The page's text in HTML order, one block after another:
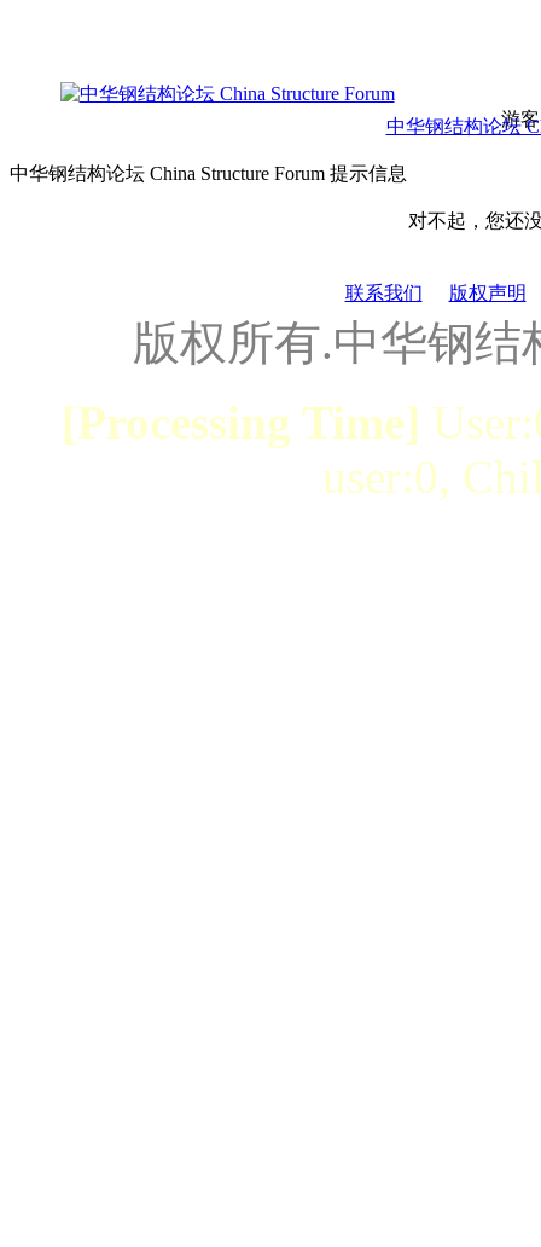
游
中华钢结构论坛
中华钢结构论坛 China Structure Forum 提示信息
对不起，您还
联系我们 版权声明
版权所有.中华钢
[Processing Time]
user:0,